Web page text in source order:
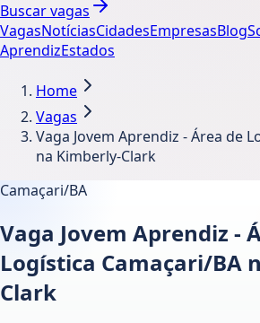
Buscar vagas
VagasNotíciasCidadesEmpresasBlog
AprendizEstados
Home
Vagas
Vaga Jovem Aprendiz - Área de
na Kimberly-Clark
Camaçari/BA
Vaga Jovem Aprendiz -
Logística Camaçari/BA
Clark